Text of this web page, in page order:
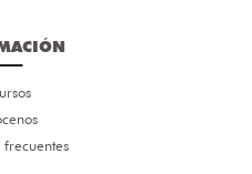
frecuentes